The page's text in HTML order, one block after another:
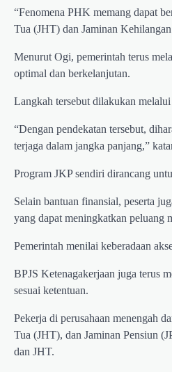
“Fenomena PHK memang dapat
Tua (JHT) dan Jaminan
Menurut Ogi, pemerintah terus
optimal dan berkelanjutan.
Langkah tersebut dilakukan
“Dengan pendekatan tersebut,
terjaga dalam jangka panjang,”
Program JKP sendiri dirancang
Selain bantuan finansial, peserta
yang dapat meningkatkan peluang
Pemerintah menilai keberadaan
BPJS Ketenagakerjaan juga terus
sesuai ketentuan.
Pekerja di perusahaan menengah
Tua (JHT), dan Jaminan Pensiun
dan JHT.